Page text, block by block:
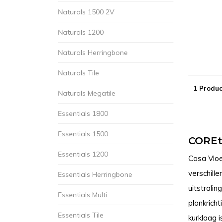
Naturals 1500 2V
Naturals 1200
Naturals Herringbone
Naturals Tile
Naturals Megatile
Essentials 1800
Essentials 1500
Essentials 1200
Essentials Herringbone
Essentials Multi
Essentials Tile
1
Casa
kurklaag